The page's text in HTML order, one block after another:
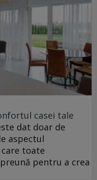
casei tale
dat doar de
aspectul
toate
pentru a crea